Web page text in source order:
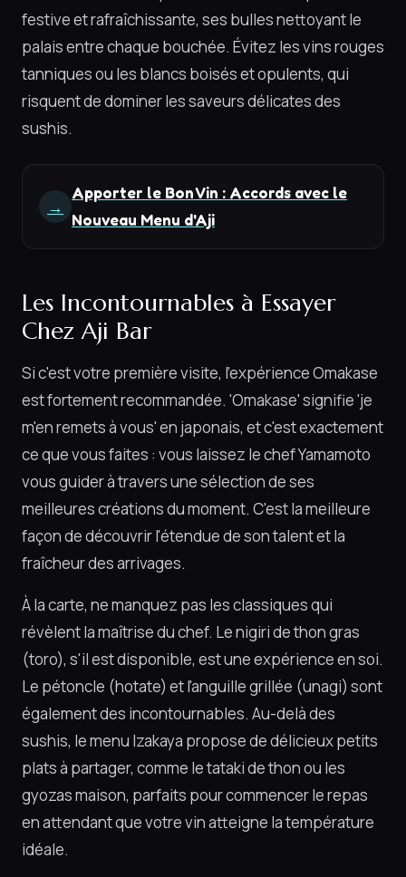
festive et rafraîchissante, ses bulles nettoyant le
palais entre chaque bouchée. Évitez les vins rouges
tanniques ou les blancs boisés et opulents, qui
risquent de dominer les saveurs délicates des
sushis.
→
Apporter le Bon Vin : Accords avec le
Nouveau Menu d'Aji
Les Incontournables à Essayer
Chez Aji Bar
Si c'est votre première visite, l'expérience Omakase
est fortement recommandée. 'Omakase' signifie 'je
m'en remets à vous' en japonais, et c'est exactement
ce que vous faites : vous laissez le chef Yamamoto
vous guider à travers une sélection de ses
meilleures créations du moment. C'est la meilleure
façon de découvrir l'étendue de son talent et la
fraîcheur des arrivages.
À la carte, ne manquez pas les classiques qui
révèlent la maîtrise du chef. Le nigiri de thon gras
(toro), s'il est disponible, est une expérience en soi.
Le pétoncle (hotate) et l'anguille grillée (unagi) sont
également des incontournables. Au-delà des
sushis, le menu Izakaya propose de délicieux petits
plats à partager, comme le tataki de thon ou les
gyozas maison, parfaits pour commencer le repas
en attendant que votre vin atteigne la température
idéale.